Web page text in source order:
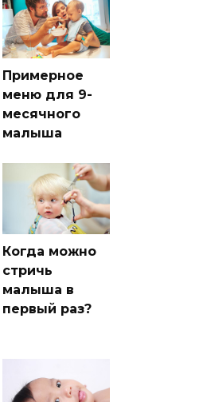
Примерное
меню для 9-
месячного
малыша
Когда можно
стричь
малыша в
первый раз?